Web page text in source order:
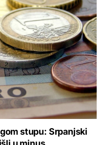
stupu: Srpanjski